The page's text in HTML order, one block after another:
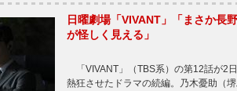
日曜劇場「VIVANT」「まさか長
が怪しく見える」
「VIVANT」（TBS系）の第12話が2
熱狂させたドラマの続編。乃木憂助（